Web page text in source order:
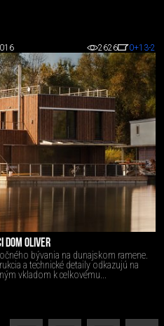
2626 0+13-2
DOM OLIVER
bývania na dunajskom ramene.
a technické detaily odkazujú na
vkladom k celkovému...